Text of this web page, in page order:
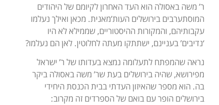
ר’ משה באסולה הוא העד האחרון לקיומם של היהודים
המוסתערבים בירושלים העות’מאנית. מכאן ואילך נעלמו
עקבותיהם, והמקורות ההיסטוריים, שממילא לא היו
‘נדיבים’ בעניינם, ישתתקו מעתה לחלוטין. לאן הם נעלמו?
נראה שהמפתח לתעלומה נמצא בעדותו של ר’ ישראל
מפירושא, שהיה בירושלים בעת שר’ משה באסולה ביקר
בה. הוא מספר שהאיזון העדתי בבית הכנסת היחידי
בירושלים הופר עם בואם של הספרדים זה מקרוב: